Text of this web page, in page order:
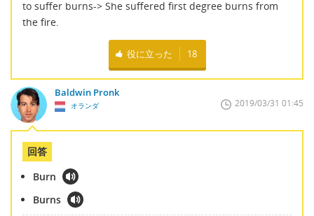
to suffer burns-> She suffered first degree burns from
the fire.
役に立った 18
Baldwin Pronk
オランダ 2019/03/31 01:45
回答
Burn
Burns